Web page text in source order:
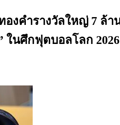
งคำรางวัลใหญ่ 7 ล้
ในศึกฟุตบอลโลก 2026